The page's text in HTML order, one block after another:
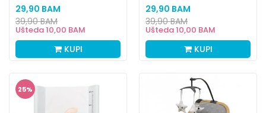
29,90 BAM
Ušteda10,00 BAM
39,90BAM
KUPI
29,90 BAM
Ušteda10,00 BAM
39,90BAM
KUPI
25%